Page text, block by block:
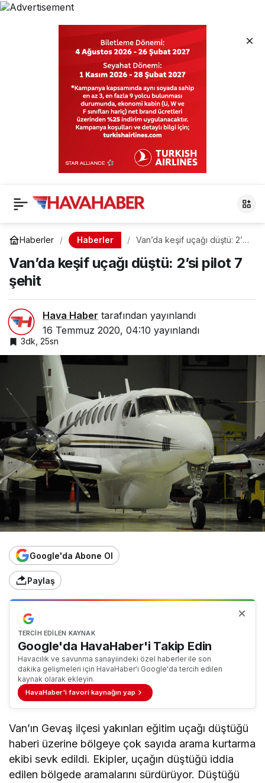
Haberler Haberler
Van’da keşif uçağı düştü: 2’si
Van’da keşif uçağı düştü: 2’si pilot 7
şehit
Hava Haber tarafından yayınlandı
16 Temmuz 2020, 04:10 yayınlandı
3dk, 25sn
Google'da Abone Ol
Paylaş
TERCIH EDILEN KAYNAK
Google'da HavaHaber'i Takip Edin
Havacılık ve savunma sanayiindeki özel haberler ile son
dakika gelişmeleri için HavaHaber'i Google'da tercih edilen
kaynak olarak ekleyin.
HavaHaber'i favori kaynağın yap
Van’ın Gevaş ilçesi yakınları eğitim uçağı düştüğü
haberi üzerine bölgeye çok sayıda arama kurtarma
ekibi sevk edildi. Ekipler, uçağın düştüğü iddia
edilen bölgede aramalarını sürdürüyor. Düştüğü